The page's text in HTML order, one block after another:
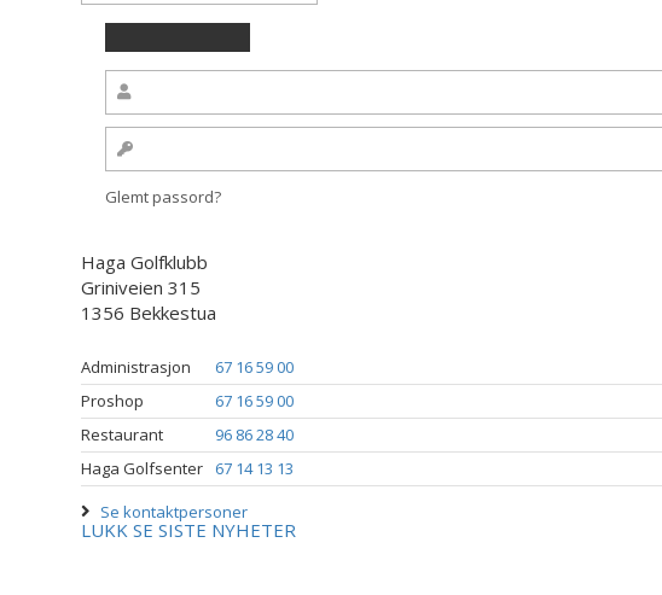
Glemt passord?
Haga Golfklubb
Griniveien 315
1356 Bekkestua
Administrasjon
67 16 59 00
Proshop
67 16 59 00
Restaurant
96 86 28 40
Haga Golfsenter
67 14 13 13
Se kontaktpersoner
LUKK SE SISTE NYHETER